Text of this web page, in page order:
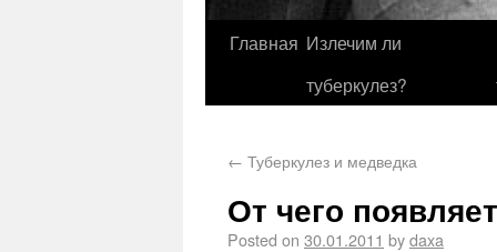
Главная Излечим ли
туберкулез?
← Туберкулез и медведка
От чего
Posted on 30.01.2011 bydaxa